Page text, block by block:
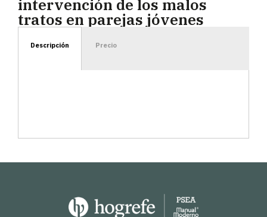
intervención de los malos
tratos en parejas jóvenes
Descripción Precio